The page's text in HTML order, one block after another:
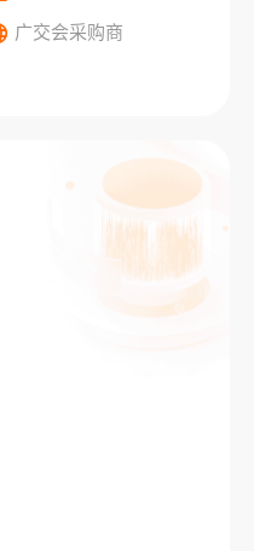
广交会采购商